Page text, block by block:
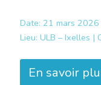
Date: 21 mars
Lieu: ULB – Ixelles |
En savoir